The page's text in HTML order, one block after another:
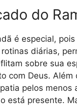
do
é especial,
diárias,
sobre sua
com Deus. Além
pelos menos
está presente.